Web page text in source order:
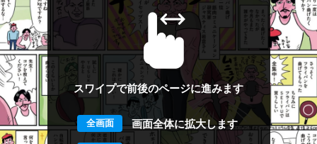
スワイプで前後のページに進みます
画面全体に拡大します